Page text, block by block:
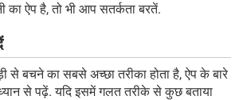
का ऐप है, तो भी आप सतर्कता बरतें.
से बचने का सबसे अच्छा तरीका होता है, ऐप के बारे
ध्यान से पढ़ें. यदि इसमें गलत तरीके से कुछ बताया